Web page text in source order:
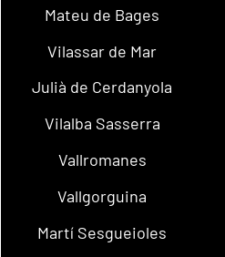
Mateu de Bages
Vilassar de Mar
Julià de Cerdanyola
Vilalba Sasserra
Vallromanes
Vallgorguina
Martí Sesgueioles